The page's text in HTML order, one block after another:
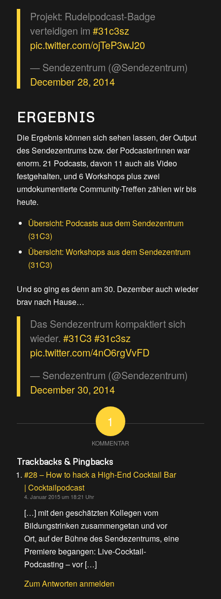
Projekt: Rudelpodcast-Badge
verteidigen im #31c3sz
pic.twitter.com/ojTeP3wJ20
— Sendezentrum (@Sendezentrum)
December 28, 2014
ERGEBNIS
Die Ergebnis können sich sehen lassen, der Output
des Sendezentrums bzw. der PodcasterInnen war
enorm. 21 Podcasts, davon 11 auch als Video
festgehalten, und 6 Workshops plus zwei
umdokumentierte Community-Treffen zählen wir bis
heute.
Übersicht: Podcasts aus dem Sendezentrum
(31C3)
Übersicht: Workshops aus dem Sendezentrum
(31C3)
Und so ging es denn am 30. Dezember auch wieder
brav nach Hause…
Das Sendezentrum kompaktiert sich
wieder. #31C3 #31c3sz
pic.twitter.com/4nO6rgVvFD
— Sendezentrum (@Sendezentrum)
December 30, 2014
1
KOMMENTAR
Trackbacks & Pingbacks
#28 – How to hack a High-End Cocktail Bar
| Cocktailpodcast
4. Januar 2015 um 18:21 Uhr
[…] mit den geschätzten Kollegen vom
Bildungstrinken zusammengetan und vor
Ort, auf der Bühne des Sendezentrums, eine
Premiere begangen: Live-Cocktail-
Podcasting – vor […]
Zum Antworten anmelden